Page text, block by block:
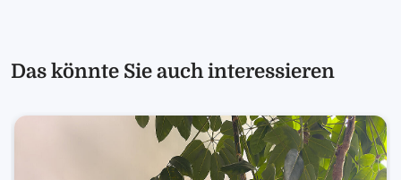
Das könnte Sie auch interessieren